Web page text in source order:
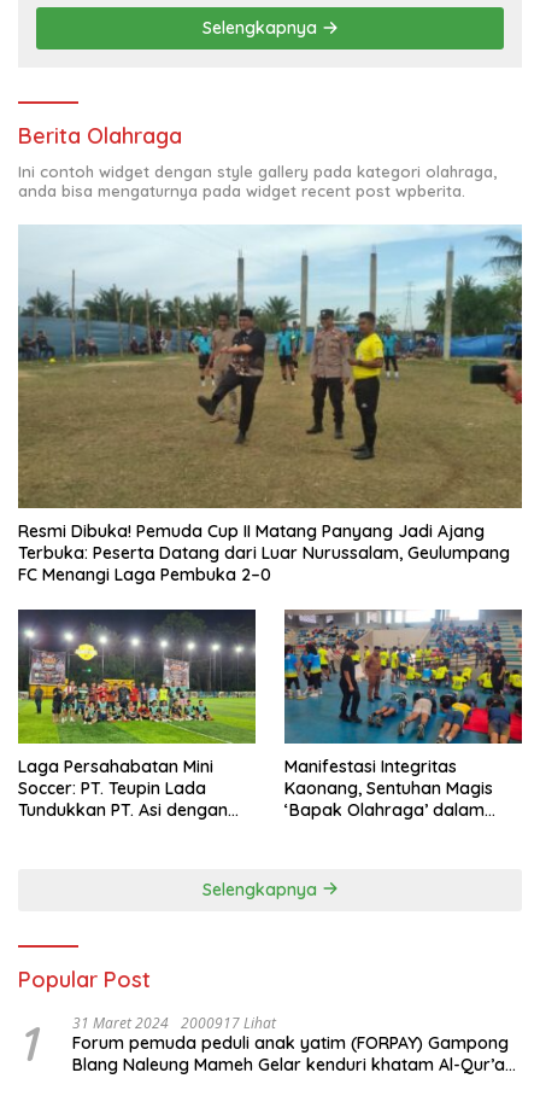
Selengkapnya
Berita Olahraga
Ini contoh widget dengan style gallery pada kategori olahraga,
anda bisa mengaturnya pada widget recent post wpberita.
Resmi Dibuka! Pemuda Cup II Matang Panyang Jadi Ajang
Terbuka: Peserta Datang dari Luar Nurussalam, Geulumpang
FC Menangi Laga Pembuka 2–0
Laga Persahabatan Mini
Soccer: PT. Teupin Lada
Tundukkan PT. Asi dengan
Manifestasi Integritas
Kaonang, Sentuhan Magis
‘Bapak Olahraga’ dalam
Selengkapnya
Popular Post
1 31 Maret 2024 2000917 Lihat
Forum pemuda peduli anak yatim (FORPAY) Gampong
Blang Naleung Mameh Gelar kenduri khatam Al-Qur’an